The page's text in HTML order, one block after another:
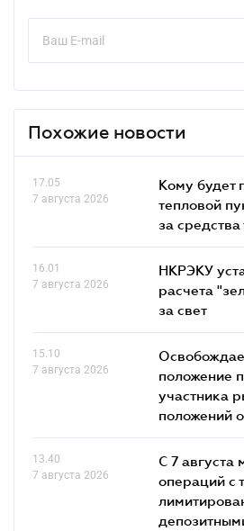
Похожие новости
17.05
7 августа 2026
Кому будет
тепловой
за
16.01
7 августа 2026
НКРЭКУ
расчета
за свет
15.10
7 августа 2026
положение
участника
положений
13.40
7 августа 2026
С 7 августа
операций с